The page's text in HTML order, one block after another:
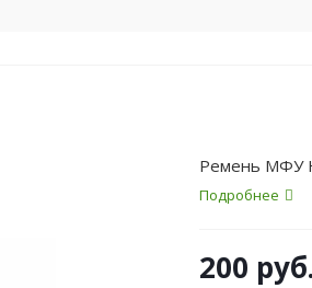
Ремень МФУ
Подробнее
200 руб.